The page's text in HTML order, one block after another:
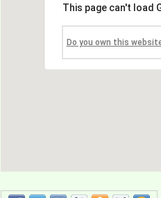
This page can't load
Do you own this